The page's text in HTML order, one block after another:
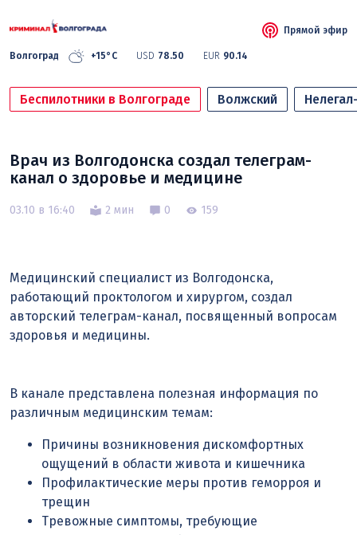
Волгоград +15°C USD 78.50 EUR 90.14
Прямой эфир
Беспилотники в Волгограде Волжский
Врач из Волгодонска создал телеграм-
канал о здоровье и медицине
03.10 в 16:40 2 мин 0 159
Медицинский специалист из Волгодонска,
работающий проктологом и хирургом, создал
авторский телеграм-канал, посвященный вопросам
здоровья и медицины.
В канале представлена полезная информация по
различным медицинским темам:
Причины возникновения дискомфортных
ощущений в области живота и кишечника
Профилактические меры против геморроя и
трещин
Тревожные симптомы, требующие